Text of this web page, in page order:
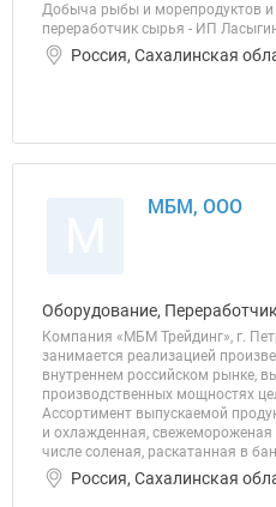
Добыча рыбы и морепродуктов и
переработчик сырья - ИП
Россия, Сахалинская
МБМ, ООО
Оборудование,
Компания «МБМ Трейдинг», г.
занимается реализацией
внутреннем российском рынке,
производственных мощностях
Ассортимент выпускаемой
и охлажденная,
числе соленая, раскатанная в
Россия, Сахалинская